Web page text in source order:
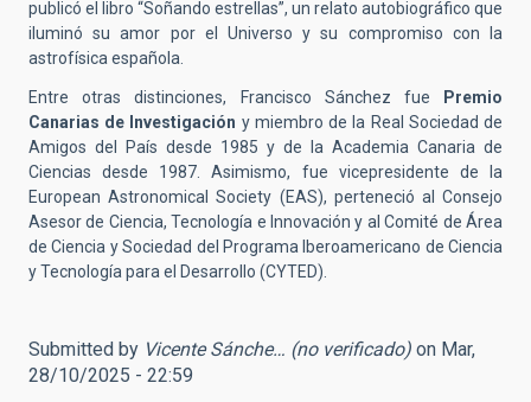
publicó el libro “Soñando estrellas”, un relato autobiográfico que
iluminó su amor por el Universo y su compromiso con la
astrofísica española.
Entre otras distinciones, Francisco Sánchez fue
Premio
Canarias de Investigación y miembro de la Real Sociedad de
Amigos del País desde 1985 y de la Academia Canaria de
Ciencias desde 1987. Asimismo, fue vicepresidente de la
European Astronomical Society (EAS), perteneció al Consejo
Asesor de Ciencia, Tecnología e Innovación y al Comité de Área
de Ciencia y Sociedad del Programa Iberoamericano de Ciencia
y Tecnología para el Desarrollo (CYTED).
Submitted by Vicente Sánche… (no verificado) on Mar,
28/10/2025 - 22:59